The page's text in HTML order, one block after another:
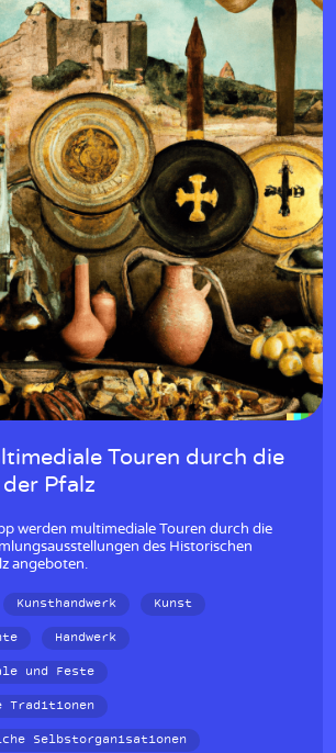
Touren durch die
Pfalz
werden multimediale Touren durch die
des Historischen
angeboten.
Kunsthandwerk
Kunst
Handwerk
und Feste
Traditionen
Selbstorganisationen